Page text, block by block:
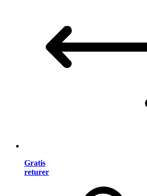
Gratis
returer